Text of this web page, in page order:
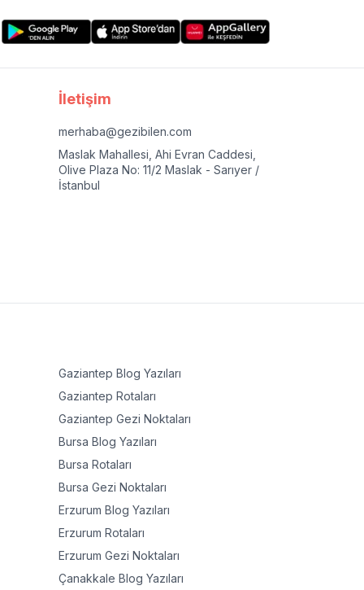
İletişim
merhaba@gezibilen.com
Maslak Mahallesi, Ahi Evran Caddesi,
Olive Plaza No: 11/2 Maslak - Sarıyer /
İstanbul
Gaziantep Blog Yazıları
Gaziantep Rotaları
Gaziantep Gezi Noktaları
Bursa Blog Yazıları
Bursa Rotaları
Bursa Gezi Noktaları
Erzurum Blog Yazıları
Erzurum Rotaları
Erzurum Gezi Noktaları
Çanakkale Blog Yazıları